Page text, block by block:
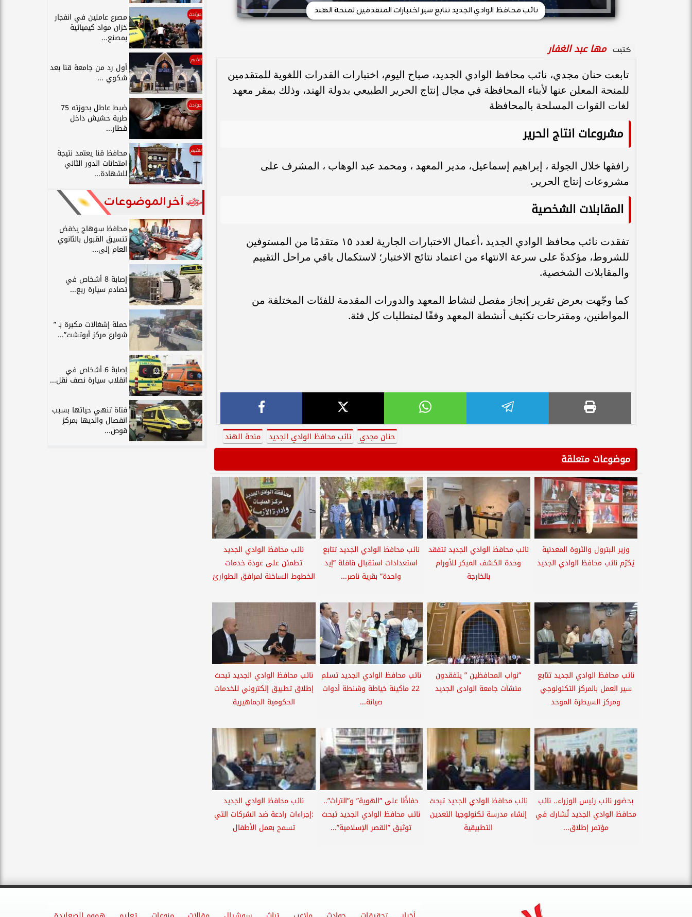
نائب محافظ الوادي الجديد تتابع سير اختبارات المتقدمين لمنحة الهند
كتبت مها عبد الغفار
تابعت حنان مجدي، نائب محافظ الوادي الجديد، صباح اليوم، اختبارات القدرات اللغوية للمتقدمين
للمنحة المعلن عنها لأبناء المحافظة في مجال إنتاج الحرير الطبيعي بدولة الهند، وذلك بمقر معهد
لغات القوات المسلحة بالمحافظة
مشروعات انتاج الحرير
رافقها خلال الجولة ، إبراهيم إسماعيل، مدير المعهد ، ومحمد عبد الوهاب ، المشرف على
مشروعات إنتاج الحرير.
المقابلات الشخصية
تفقدت نائب محافظ الوادي الجديد ،أعمال الاختبارات الجارية لعدد ١٥ متقدمًا من المستوفين
للشروط، مؤكدةً على سرعة الانتهاء من اعتماد نتائج الاختبار؛ لاستكمال باقي مراحل التقييم
والمقابلات الشخصية.
كما وجّهت بعرض تقرير إنجاز مفصل لنشاط المعهد والدورات المقدمة للفئات المختلفة من
المواطنين، ومقترحات تكثيف أنشطة المعهد وفقًا لمتطلبات كل فئة.
حنان مجدي نائب محافظ الوادي الجديد منحة الهند
موضوعات متعلقة
وزير البترول والثروة المعدنية
يُكرّم نائب محافظ الوادي الجديد
نائب محافظ الوادي الجديد تتفقد
وحدة الكشف المبكر للأورام
بالخارجة
نائب محافظ الوادي الجديد تتابع
استعدادات استقبال قافلة ”إيد
واحدة” بقرية ناصر...
نائب محافظ الوادي الجديد
تطمئن على عودة خدمات
الخطوط الساخنة لمرافق الطوارئ
نائب محافظ الوادي الجديد تتابع
سير العمل بالمركز التكنولوجي
ومركز السيطرة الموحد
”نواب المحافظين ” يتفقدون
منشآت جامعة الوادى الجديد
نائب محافظ الوادي الجديد تسلم
22 ماكينة خياطة وشنطة أدوات
صيانة...
نائب محافظ الوادي الجديد تبحث
إطلاق تطبيق إلكتروني للخدمات
الحكومية الجماهيرية
بحضور نائب رئيس الوزراء.. نائب
محافظ الوادي الجديد تُشارك في
مؤتمر إطلاق...
نائب محافظ الوادي الجديد تبحث
إنشاء مدرسة تكنولوجيا التعدين
التطبيقية
حفاظًا على ”الهوية” و”التراث”..
نائب محافظ الوادي الجديد تبحث
توثيق ”القصر الإسلامية”...
نائب محافظ الوادي الجديد
:إجراءات رادعة ضد الشركات التي
تسمح بعمل الأطفال
حوادث مصرع عاملين في انفجار
خزان مواد كيميائية
بمصنع...
تعليم
أول رد من جامعة قنا بعد
شكوي ...
حوادث ضبط عاطل بحوزته 75
طربة حشيش داخل
قطار...
تعليم محافظ قنا يعتمد نتيجة
امتحانات الدور الثاني
للشهادة...
آخر الموضوعات
محافظ سوهاج يخفض
تنسيق القبول بالثانوي
العام إلى...
إصابة 8 أشخاص في
تصادم سيارة ربع...
حملة إشغالات مكبرة بـ ”
شوارع مركز أبوتشت”...
إصابة 6 أشخاص في
انقلاب سيارة نصف نقل...
فتاة تنهي حياتها بسبب
انفصال والديها بمركز
قوص...